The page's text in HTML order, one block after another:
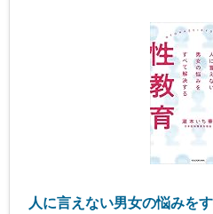
人に言えない男女の悩みを